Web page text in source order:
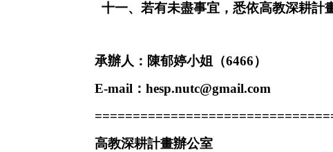
十一、若有未盡事宜，悉依高教深耕計
承辦人：陳郁婷小姐（6466）
E-mail ：hesp.nutc@gmail.com
高教深耕計畫辦公室